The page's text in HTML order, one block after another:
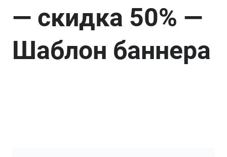
— скидка 50% —
Шаблон баннера